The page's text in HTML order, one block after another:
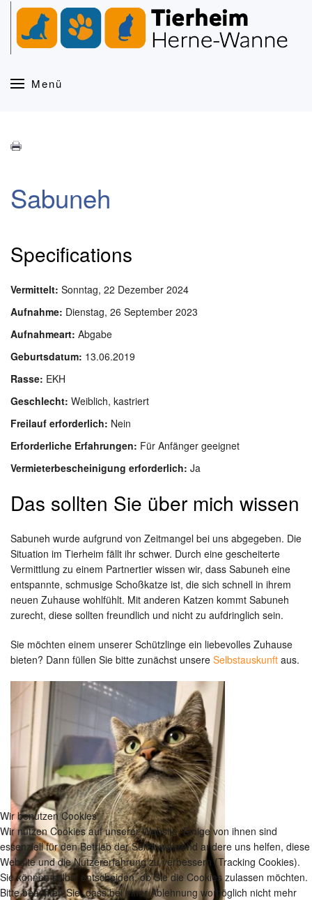
Zum Hauptinhalt springen
Menü
Sabuneh
Specifications
Vermittelt: Sonntag, 22 Dezember 2024
Aufnahme: Dienstag, 26 September 2023
Aufnahmeart: Abgabe
Geburtsdatum: 13.06.2019
Rasse: EKH
Geschlecht: Weiblich, kastriert
Freilauf erforderlich: Nein
Erforderliche Erfahrungen: Für Anfänger geeignet
Vermieterbescheinigung erforderlich: Ja
Das sollten Sie über mich wissen
Sabuneh wurde aufgrund von Zeitmangel bei uns abgegeben. Die
Situation im Tierheim fällt ihr schwer. Durch eine gescheiterte
Vermittlung zu einem Partnertier wissen wir, dass Sabuneh eine
entspannte, schmusige Schoßkatze ist, die sich schnell in ihrem
neuen Zuhause wohlfühlt. Mit anderen Katzen kommt Sabuneh
zurecht, diese sollten freundlich und nicht zu aufdringlich sein.
Sie möchten einem unserer Schützlinge ein liebevolles Zuhause
bieten? Dann füllen Sie bitte zunächst unsere Selbstauskunft aus.
Wir benutzen Cookies
Wir nutzen Cookies auf unserer Website. Einige von ihnen sind
essenziell für den Betrieb der Seite, während andere uns helfen, diese
Website und die Nutzererfahrung zu verbessern (Tracking Cookies).
Sie können selbst entscheiden, ob Sie die Cookies zulassen möchten.
Bitte beachten Sie, dass bei einer Ablehnung womöglich nicht mehr